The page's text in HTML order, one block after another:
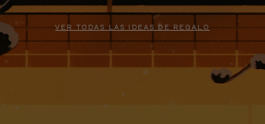
VER TODAS LAS IDEAS DE REGALO